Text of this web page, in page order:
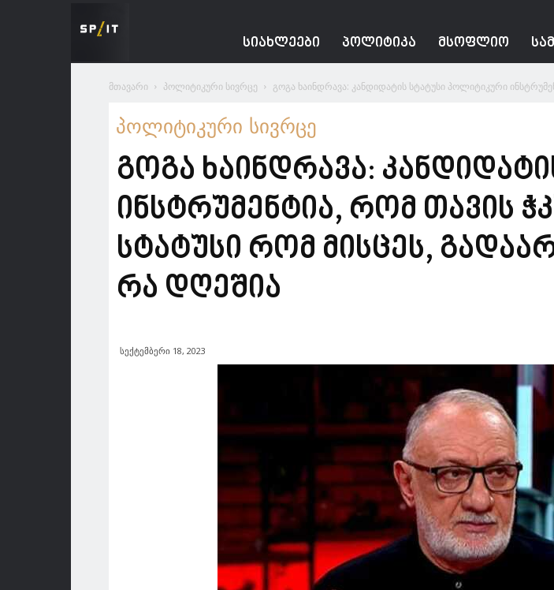
ᲡᲘᲐᲮᲚᲔᲔᲑᲘ ᲞᲝᲚᲘᲢᲘᲙᲐ ᲛᲡᲝᲤᲚᲘᲝ
მთავარი პოლიტიკური სივრცე გოგა ხაინდრავა: კანდიდატის სტატუსი პოლიტიკური
პოლიტიკური სივრცე
გოგა ხაინდრავა:
ინსტრუმენტია, რომ თავის
სტატუსი რომ მისცეს,
რა დღეშია
სექტემბერი 18, 2023